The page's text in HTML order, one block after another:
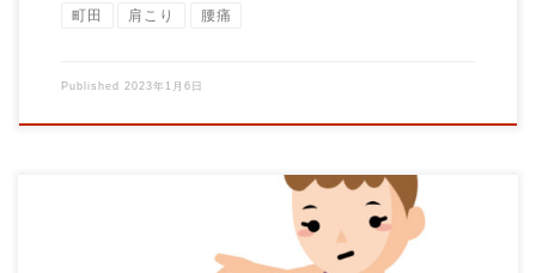
町田 肩こり 腰痛
Published 2023年1月6日